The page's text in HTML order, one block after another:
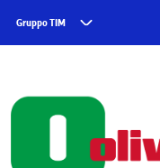
Gruppo TIM